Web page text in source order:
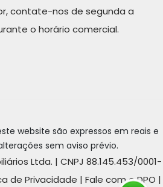
contate-nos de segunda a
o horário comercial.
website são expressos em reais e
sem aviso prévio.
Ltda. | CNPJ 88.145.453/0001-
de Privacidade | Fale com o DPO |